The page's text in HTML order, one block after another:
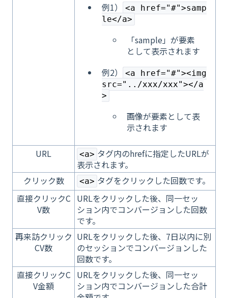
例1）
<a href="#">samp
le</a>
「sample」が要素
として表示されます
例2）
<a href="#"><img
src="../xxx/xxx"></a
>
画像が要素として表
示されます
URL <a> タグ内のhrefに指定したURLが
表示されます。
クリック数
<a> タグをクリックした回数です。
直接クリックC
V数
URLをクリックした後、同一セッ
ション内でコンバージョンした回数
です。
再来訪クリック
CV数
URLをクリックした後、7日以内に別
のセッションでコンバージョンした
回数です。
直接クリックC
V金額
URLをクリックした後、同一セッ
ション内でコンバージョンした合計